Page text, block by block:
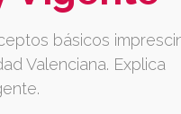
básicos
Valenciana. Explica